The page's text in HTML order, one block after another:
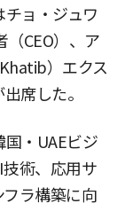
ョ・ジュワ
（CEO）、ア
）エクス
席した。
・UAEビジ
術、応用サ
ラ構築に向